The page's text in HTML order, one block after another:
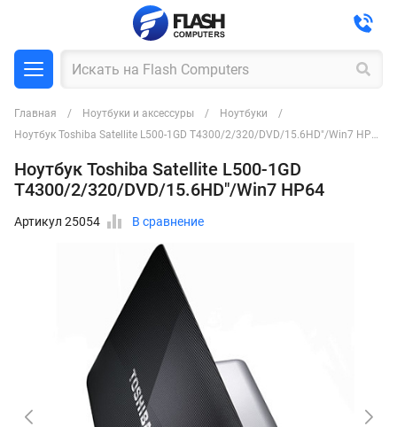
Главная Ноутбуки и аксессуры
Ноутбуки
Ноутбук Toshiba Satellite L500-1GD T4300/2/320/DVD/15.6HD"/Win7 HP64
Ноутбук Toshiba Satellite L500-1GD
T4300/2/320/DVD/15.6HD"/Win7 HP64
Артикул 25054 В сравнение